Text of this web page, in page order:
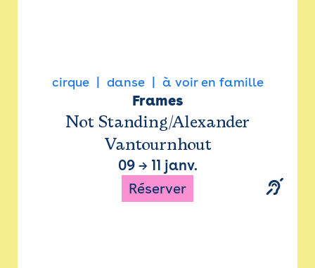
cirque danse à voir en famille
Frames
Not Standing/Alexander
Vantournhout
09→ 11 janv.
Réserver